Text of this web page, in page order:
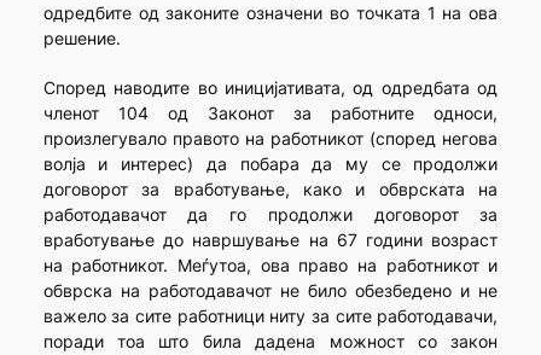
одредбите од законите означени во точката 1 на ова
решение.
Според наводите во иницијативата, од одредбата од
членот 104 од Законот за работните односи,
произлегувало правото на работникот (според негова
волја и интерес) да побара да му се продолжи
договорот за вработување, како и обврската на
работодавачот да го продолжи договорот за
вработување до навршување на 67 години возраст
на работникот. Меѓутоа, ова право на работникот и
обврска на работодавачот не било обезбедено и не
важело за сите работници ниту за сите работодавачи,
поради тоа што била дадена можност со закон